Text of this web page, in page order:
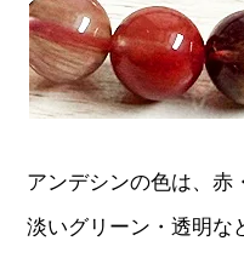
アンデシンの色は、赤
淡いグリーン・透明な